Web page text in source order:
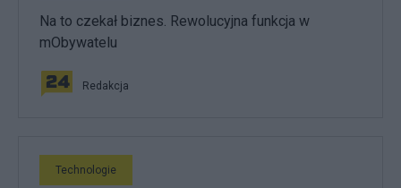
Na to czekał biznes. Rewolucyjna funkcja w
mObywatelu
Redakcja
Technologie